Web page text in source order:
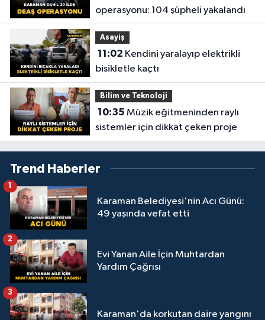
operasyonu: 104 şüpheli yakalandı
Asayiş
11:02
bisikletle kaçtı
Bilim ve Teknoloji
10:35
sistemler için dikkat çeken proje
Trend Haberler
Karaman Belediyesi'nin Acı Günü:
49 yaşında vefat etti
1
Evi Yanan Aile İçin Muhtardan
Yardım Çağrısı
2
Karaman'da korkutan daire yangını
3